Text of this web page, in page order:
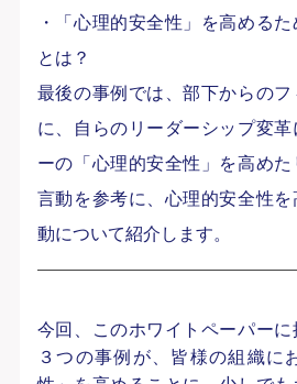
・「心理的安全性」を高める
とは？
最後の事例では、部下からのフ
に、自らのリーダーシップ変
ーの「心理的安全性」を高め
言動を参考に、心理的安全性
動について紹介します。
今回、このホワイトペーパーに
３つの事例が、皆様の組織に